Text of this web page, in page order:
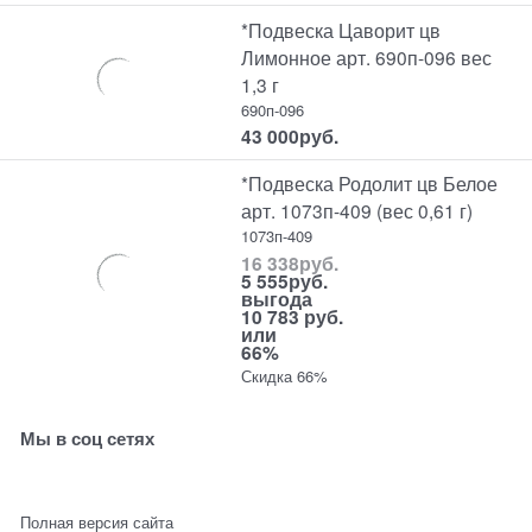
*Подвеска Цаворит цв
Лимонное арт. 690п-096 вес
1,3 г
690п-096
43 000руб.
*Подвеска Родолит цв Белое
арт. 1073п-409 (вес 0,61 г)
1073п-409
16 338руб.
5 555руб.
выгода
10 783 руб.
или
66%
Скидка 66%
Мы в соц сетях
Полная версия сайта